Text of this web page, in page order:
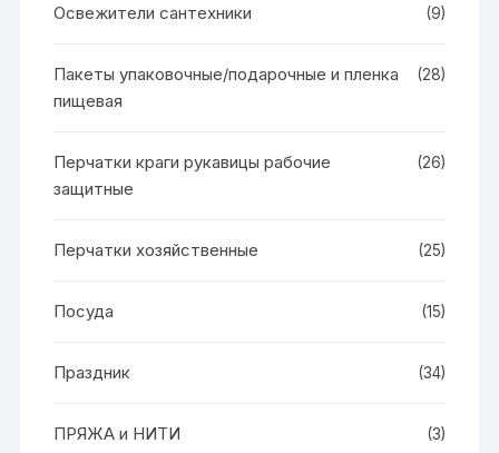
Освежители сантехники (9)
Пакеты упаковочные/подарочные и пленка
пищевая
(28)
Перчатки краги рукавицы рабочие
защитные
(26)
Перчатки хозяйственные (25)
Посуда (15)
Праздник (34)
ПРЯЖА и НИТИ (3)